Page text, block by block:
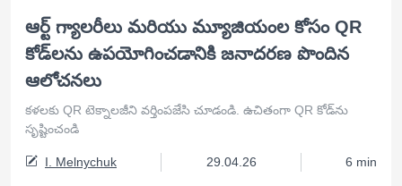
ఆర్ట్ గ్యాలరీలు మరియు మ్యూజియంల కోసం QR
కోడ్‌లను ఉపయోగించడానికి జనాదరణ పొందిన
ఆలోచనలు
కళలకు QR టెక్నాలజీని వర్తింపజేసి చూడండి. ఉచితంగా QR కోడ్‌ను
సృష్టించండి
I. Melnychuk 29.04.26 6 min